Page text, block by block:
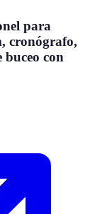
para
cronógrafo,
buceo con